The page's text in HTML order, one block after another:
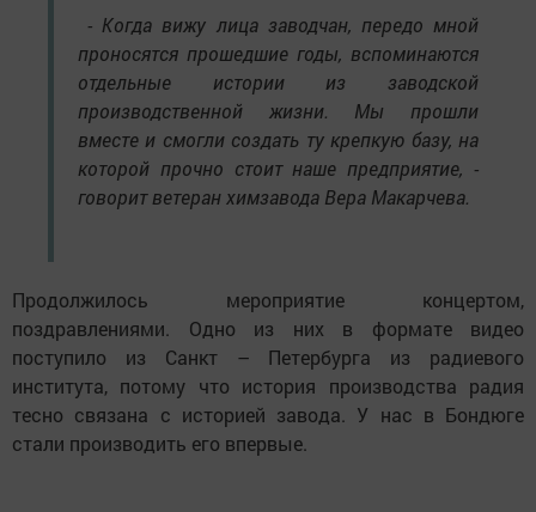
- Когда вижу лица заводчан, передо мной
проносятся прошедшие годы, вспоминаются
отдельные истории из заводской
производственной жизни. Мы прошли
вместе и смогли создать ту крепкую базу, на
которой прочно стоит наше предприятие, -
говорит ветеран химзавода Вера Макарчева.
Продолжилось мероприятие концертом,
поздравлениями. Одно из них в формате видео
поступило из Санкт – Петербурга из радиевого
института, потому что история производства радия
тесно связана с историей завода. У нас в Бондюге
стали производить его впервые.